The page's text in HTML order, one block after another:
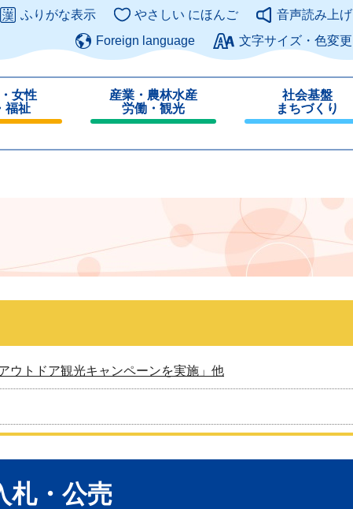
このページの本文へ
ふりがな表示 やさしい にほんご
音声読み上げ
Foreign language
文字サイズ・色変更
女性
福祉
産業・農林水産
労働・観光
じ
社会基盤
まちづくり
じ
ウトドア観光キャンペーンを実施」他
札・公売